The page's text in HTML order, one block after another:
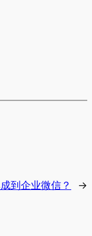
到企业微信？ →